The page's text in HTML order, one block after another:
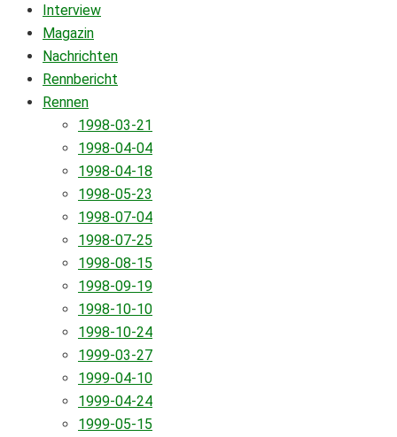
Interview
Magazin
Nachrichten
Rennbericht
Rennen
1998-03-21
1998-04-04
1998-04-18
1998-05-23
1998-07-04
1998-07-25
1998-08-15
1998-09-19
1998-10-10
1998-10-24
1999-03-27
1999-04-10
1999-04-24
1999-05-15